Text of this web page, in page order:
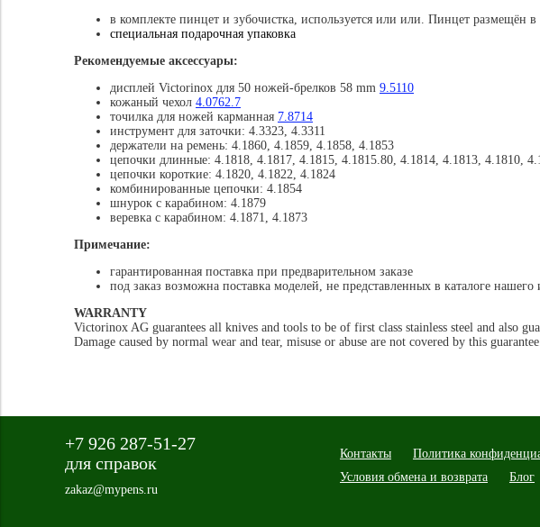
в комплекте пинцет и зубочистка, используется или или. Пинцет размещён
специальная подарочная упаковка
Рекомендуемые аксессуары:
дисплей Victorinox для 50 ножей-брелков 58 mm 9.5110
кожаный чехол 4.0762.7
точилка для ножей карманная 7.8714
инструмент для заточки: 4.3323, 4.3311
держатели на ремень: 4.1860, 4.1859, 4.1858, 4.1853
цепочки длинные: 4.1818, 4.1817, 4.1815, 4.1815.80, 4.1814, 4.1813, 4.1810,
цепочки короткие: 4.1820, 4.1822, 4.1824
комбинированные цепочки: 4.1854
шнурок с карабином: 4.1879
веревка с карабином: 4.1871, 4.1873
Примечание:
гарантированная поставка при предварительном заказе
под заказ возможна поставка моделей, не представленных в каталоге
WARRANTY
Victorinox AG guarantees all knives and tools to be of first class stainless steel and also
Damage caused by normal wear and tear, misuse or abuse are not covered by this guarantee.
+7 926 287-51-27
для справок
zakaz@mypens.ru
Контакты Политика
Условия обмена и возврата
Блог